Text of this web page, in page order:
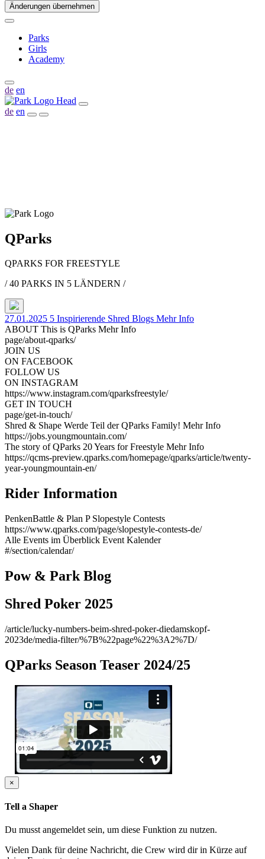
Änderungen übernehmen
Parks
Girls
Academy
de en
de en
QParks
QPARKS FOR FREESTYLE
/ 40 PARKS IN 5 LÄNDERN /
27.01.2025 5 Inspirierende Shred Blogs Mehr Info
ABOUT This is QParks Mehr Info
page/about-qparks/
JOIN US
ON FACEBOOK
FOLLOW US
ON INSTAGRAM
https://www.instagram.com/qparksfreestyle/
GET IN TOUCH
page/get-in-touch/
Shred & Shape Werde Teil der QParks Family! Mehr Info
https://jobs.youngmountain.com/
The story of QParks 20 Years for Freestyle Mehr Info
https://qcms-preview.qparks.com/homepage/qparks/article/twenty-
year-youngmountain-en/
Rider Information
PenkenBattle & Plan PSlopestyle Contests
https://www.qparks.com/page/slopestyle-contests-de/
Alle Events im Überblick Event Kalender
#/section/calendar/
Pow & Park Blog
Shred Poker 2025
/article/lucky-numbers-beim-shred-poker-diedamskopf-
2023de/media-filter/%7B%22page%22%3A2%7D/
QParks Season Teaser 2024/25
×
Tell a Shaper
Du musst angemeldet sein, um diese Funktion zu nutzen.
Vielen Dank für deine Nachricht, die Crew wird dir in Kürze auf